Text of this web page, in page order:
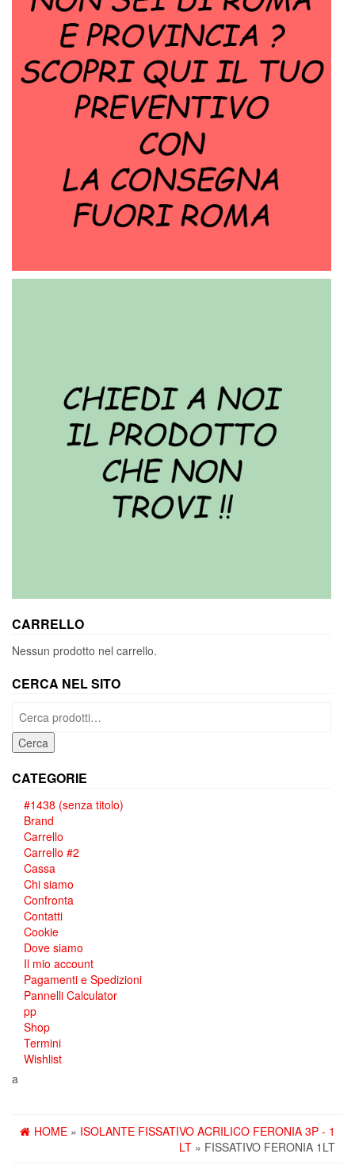
CARRELLO
Nessun prodotto nel carrello.
CERCA NEL SITO
Cerca:
Cerca
CATEGORIE
#1438 (senza titolo)
Brand
Carrello
Carrello #2
Cassa
Chi siamo
Confronta
Contatti
Cookie
Dove siamo
Il mio account
Pagamenti e Spedizioni
Pannelli Calculator
pp
Shop
Termini
Wishlist
a
HOME » ISOLANTE FISSATIVO ACRILICO FERONIA 3P - 1
LT » FISSATIVO FERONIA 1LT